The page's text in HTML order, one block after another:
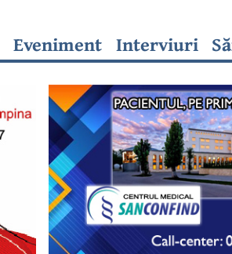
Eveniment Interviuri